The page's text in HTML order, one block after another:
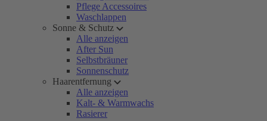
Pflege Accessoires
Waschlappen
Sonne & Schutz
Alle anzeigen
After Sun
Selbstbräuner
Sonnenschutz
Haarentfernung
Alle anzeigen
Kalt- & Warmwachs
Rasierer